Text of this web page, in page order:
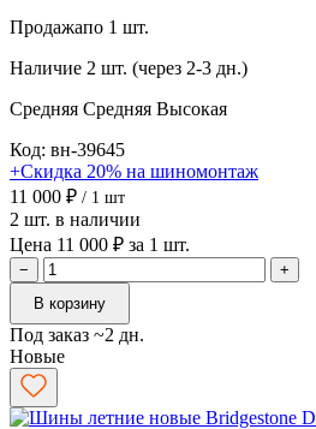
Продажапо 1 шт.
Наличие 2 шт. (через 2-3 дн.)
Средняя Средняя Высокая
Код: вн-39645
+Скидка 20% на шиномонтаж
11 000 ₽ / 1 шт
2 шт. в наличии
Цена 11 000 ₽ за 1 шт.
−
+
В корзину
Под заказ ~2 дн.
Новые